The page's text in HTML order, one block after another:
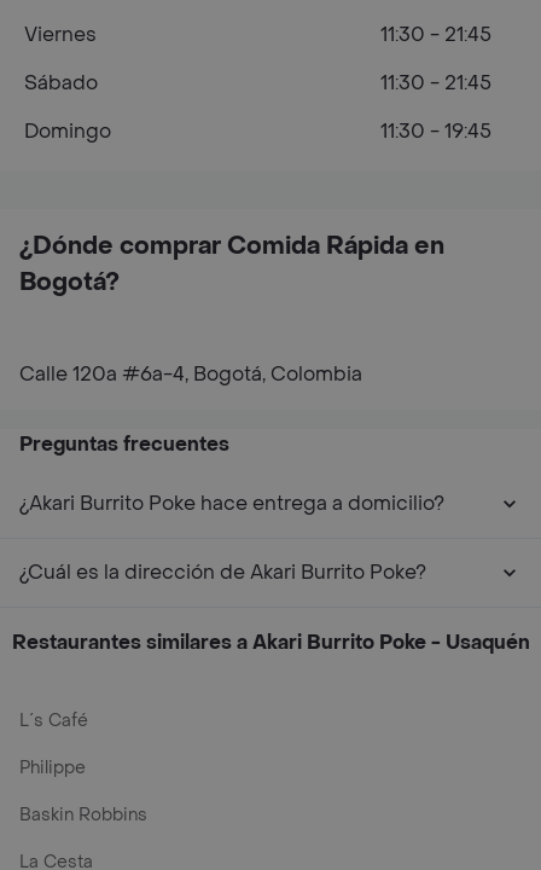
¿Dónde comprar Comida Rápida en
Bogotá?
Calle 120a #6a-4, Bogotá, Colombia
Viernes
11:30 - 21:45
Sábado
11:30 - 21:45
Domingo
11:30 - 19:45
Preguntas frecuentes
¿Akari Burrito Poke hace entrega a domicilio?
¿Cuál es la dirección de Akari Burrito Poke?
Restaurantes similares a Akari Burrito Poke - Usaquén
L´s Café
Philippe
Baskin Robbins
La Cesta